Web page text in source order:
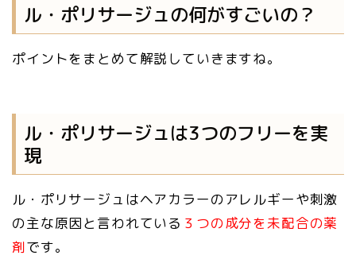
ル・ポリサージュの何がすごいの？
ポイントをまとめて解説していきますね。
ル・ポリサージュは3つのフリーを実
現
ル・ポリサージュはヘアカラーのアレルギーや刺激
の主な原因と言われている ３つの成分を未配合の薬
剤です。